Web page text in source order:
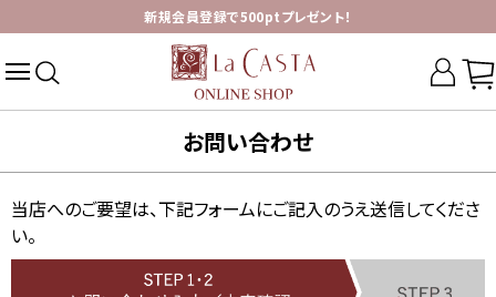
新規会員登録で500ptプレゼント！
お問い合わせ
当店へのご要望は、下記フォームにご記入のうえ送信してくださ
い。